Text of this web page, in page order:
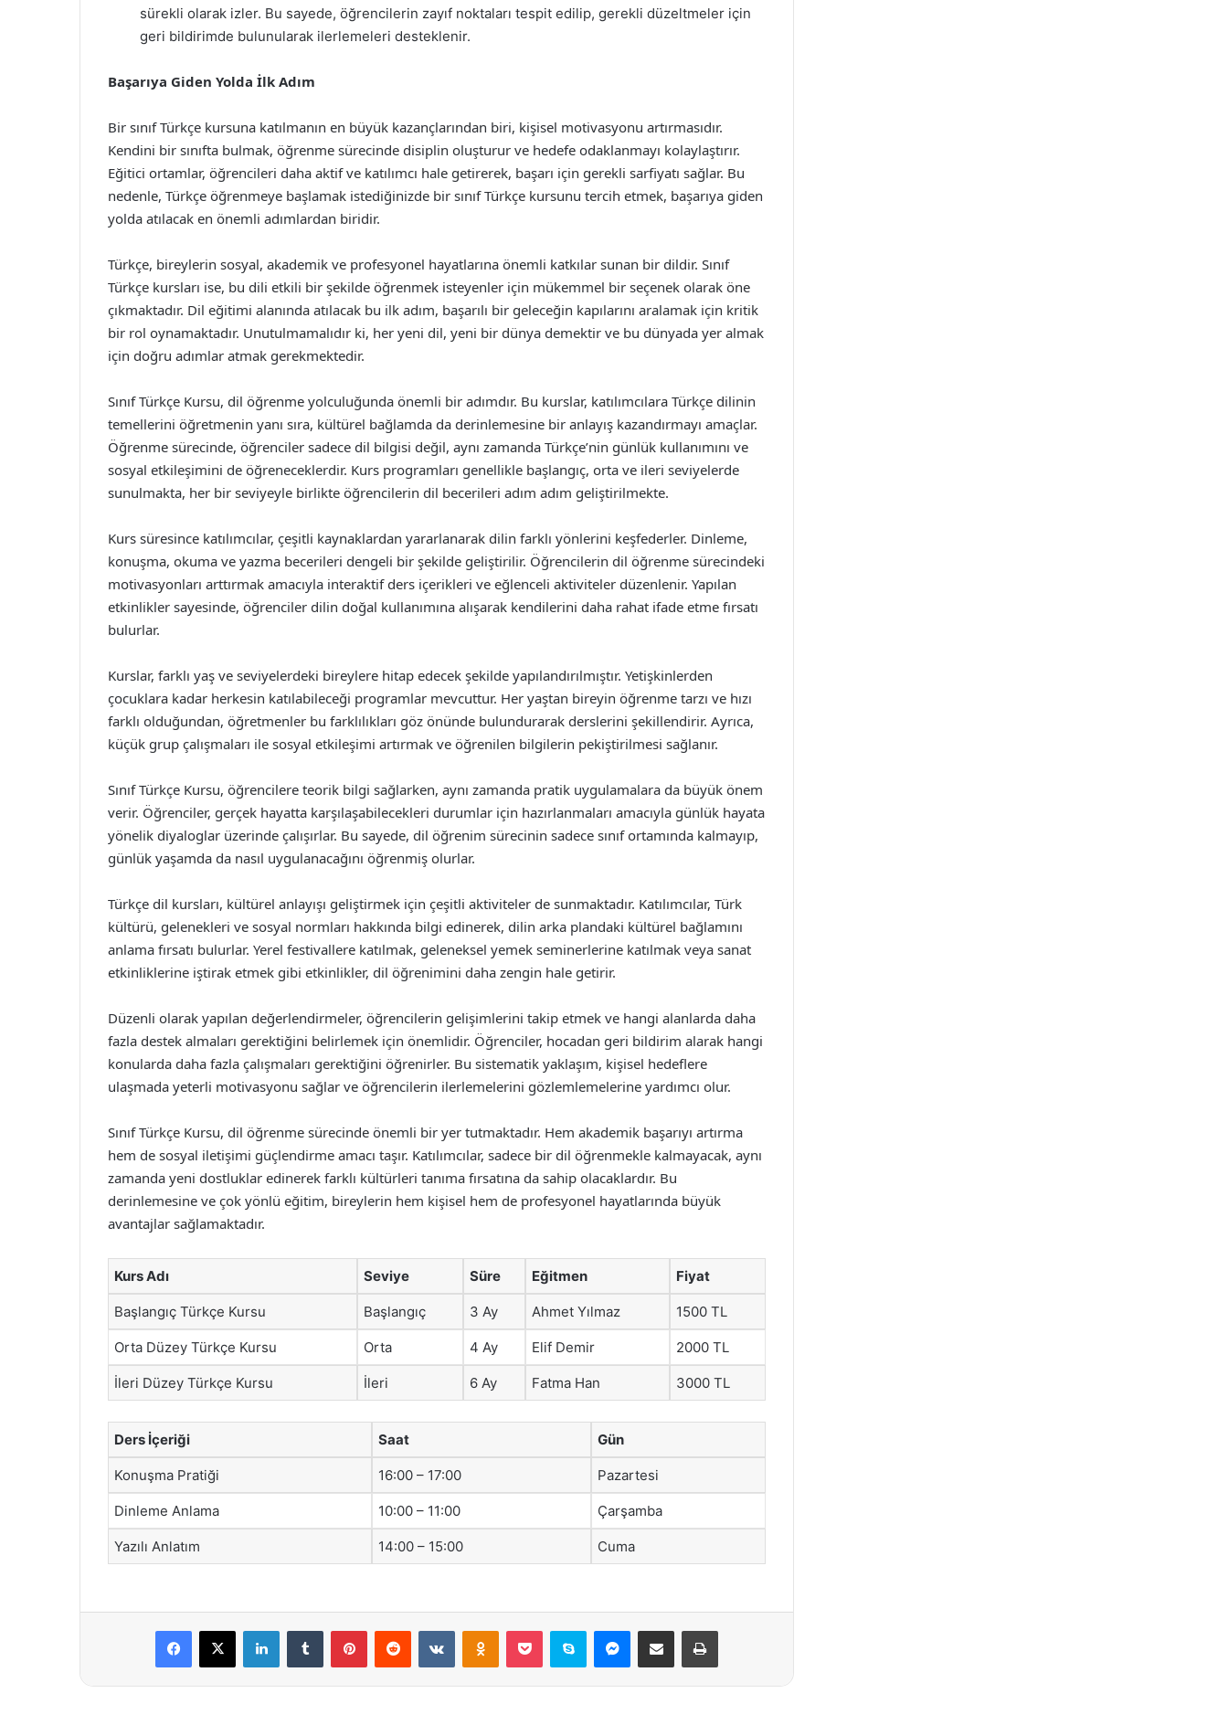
sürekli olarak izler. Bu sayede, öğrencilerin zayıf noktaları tespit edilip, gerekli düzeltmeler için
geri bildirimde bulunularak ilerlemeleri desteklenir.
Başarıya Giden Yolda İlk Adım
Bir sınıf Türkçe kursuna katılmanın en büyük kazançlarından biri, kişisel motivasyonu artırmasıdır.
Kendini bir sınıfta bulmak, öğrenme sürecinde disiplin oluşturur ve hedefe odaklanmayı kolaylaştırır.
Eğitici ortamlar, öğrencileri daha aktif ve katılımcı hale getirerek, başarı için gerekli sarfiyatı sağlar. Bu
nedenle, Türkçe öğrenmeye başlamak istediğinizde bir sınıf Türkçe kursunu tercih etmek, başarıya giden
yolda atılacak en önemli adımlardan biridir.
Türkçe, bireylerin sosyal, akademik ve profesyonel hayatlarına önemli katkılar sunan bir dildir. Sınıf
Türkçe kursları ise, bu dili etkili bir şekilde öğrenmek isteyenler için mükemmel bir seçenek olarak öne
çıkmaktadır. Dil eğitimi alanında atılacak bu ilk adım, başarılı bir geleceğin kapılarını aralamak için kritik
bir rol oynamaktadır. Unutulmamalıdır ki, her yeni dil, yeni bir dünya demektir ve bu dünyada yer almak
için doğru adımlar atmak gerekmektedir.
Sınıf Türkçe Kursu, dil öğrenme yolculuğunda önemli bir adımdır. Bu kurslar, katılımcılara Türkçe dilinin
temellerini öğretmenin yanı sıra, kültürel bağlamda da derinlemesine bir anlayış kazandırmayı amaçlar.
Öğrenme sürecinde, öğrenciler sadece dil bilgisi değil, aynı zamanda Türkçe’nin günlük kullanımını ve
sosyal etkileşimini de öğreneceklerdir. Kurs programları genellikle başlangıç, orta ve ileri seviyelerde
sunulmakta, her bir seviyeyle birlikte öğrencilerin dil becerileri adım adım geliştirilmekte.
Kurs süresince katılımcılar, çeşitli kaynaklardan yararlanarak dilin farklı yönlerini keşfederler. Dinleme,
konuşma, okuma ve yazma becerileri dengeli bir şekilde geliştirilir. Öğrencilerin dil öğrenme sürecindeki
motivasyonları arttırmak amacıyla interaktif ders içerikleri ve eğlenceli aktiviteler düzenlenir. Yapılan
etkinlikler sayesinde, öğrenciler dilin doğal kullanımına alışarak kendilerini daha rahat ifade etme fırsatı
bulurlar.
Kurslar, farklı yaş ve seviyelerdeki bireylere hitap edecek şekilde yapılandırılmıştır. Yetişkinlerden
çocuklara kadar herkesin katılabileceği programlar mevcuttur. Her yaştan bireyin öğrenme tarzı ve hızı
farklı olduğundan, öğretmenler bu farklılıkları göz önünde bulundurarak derslerini şekillendirir. Ayrıca,
küçük grup çalışmaları ile sosyal etkileşimi artırmak ve öğrenilen bilgilerin pekiştirilmesi sağlanır.
Sınıf Türkçe Kursu, öğrencilere teorik bilgi sağlarken, aynı zamanda pratik uygulamalara da büyük önem
verir. Öğrenciler, gerçek hayatta karşılaşabilecekleri durumlar için hazırlanmaları amacıyla günlük hayata
yönelik diyaloglar üzerinde çalışırlar. Bu sayede, dil öğrenim sürecinin sadece sınıf ortamında kalmayıp,
günlük yaşamda da nasıl uygulanacağını öğrenmiş olurlar.
Türkçe dil kursları, kültürel anlayışı geliştirmek için çeşitli aktiviteler de sunmaktadır. Katılımcılar, Türk
kültürü, gelenekleri ve sosyal normları hakkında bilgi edinerek, dilin arka plandaki kültürel bağlamını
anlama fırsatı bulurlar. Yerel festivallere katılmak, geleneksel yemek seminerlerine katılmak veya sanat
etkinliklerine iştirak etmek gibi etkinlikler, dil öğrenimini daha zengin hale getirir.
Düzenli olarak yapılan değerlendirmeler, öğrencilerin gelişimlerini takip etmek ve hangi alanlarda daha
fazla destek almaları gerektiğini belirlemek için önemlidir. Öğrenciler, hocadan geri bildirim alarak hangi
konularda daha fazla çalışmaları gerektiğini öğrenirler. Bu sistematik yaklaşım, kişisel hedeflere
ulaşmada yeterli motivasyonu sağlar ve öğrencilerin ilerlemelerini gözlemlemelerine yardımcı olur.
Sınıf Türkçe Kursu, dil öğrenme sürecinde önemli bir yer tutmaktadır. Hem akademik başarıyı artırma
hem de sosyal iletişimi güçlendirme amacı taşır. Katılımcılar, sadece bir dil öğrenmekle kalmayacak, aynı
zamanda yeni dostluklar edinerek farklı kültürleri tanıma fırsatına da sahip olacaklardır. Bu
derinlemesine ve çok yönlü eğitim, bireylerin hem kişisel hem de profesyonel hayatlarında büyük
avantajlar sağlamaktadır.
Kurs Adı Seviye Süre Eğitmen Fiyat
Başlangıç Türkçe Kursu Başlangıç 3 Ay Ahmet Yılmaz 1500 TL
Orta Düzey Türkçe Kursu Orta 4 Ay Elif Demir 2000 TL
İleri Düzey Türkçe Kursu İleri 6 Ay Fatma Han 3000 TL
Ders İçeriği Saat Gün
Konuşma Pratiği 16:00 – 17:00 Pazartesi
Dinleme Anlama 10:00 – 11:00 Çarşamba
Yazılı Anlatım 14:00 – 15:00 Cuma
Facebook
X LinkedInTumblr PinterestReddit VKontakteOdnoklassniki
Pocket Skype Messenger
E-Posta ile paylaş Yazdır